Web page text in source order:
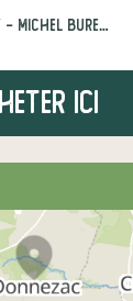
Maison Beaulandry - Michel BUREAU et Fils
ici